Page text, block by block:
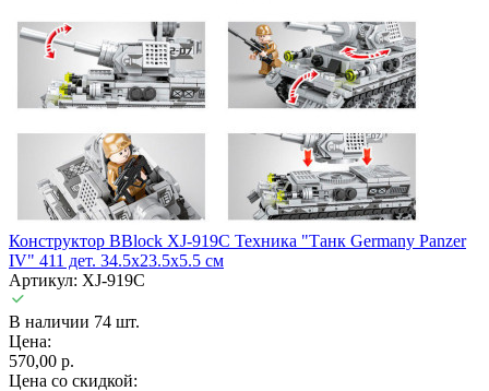
Конструктор BBlock XJ-919С Техника "Танк Germany Panzer
IV" 411 дет. 34.5x23.5x5.5 см
Артикул: XJ-919C
В наличии 74 шт.
Цена:
570,00 р.
Цена со скидкой: